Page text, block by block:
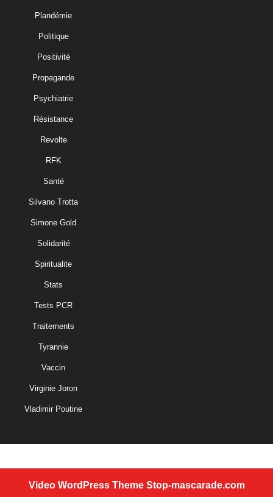
Plandémie
Politique
Positivité
Propagande
Psychiatrie
Résistance
Revolte
RFK
Santé
Silvano Trotta
Simone Gold
Solidarité
Spiritualite
Stats
Tests PCR
Traitements
Tyrannie
Vaccin
Virginie Joron
Vladimir Poutine
Video WordPress Theme Stop-mascarade.com